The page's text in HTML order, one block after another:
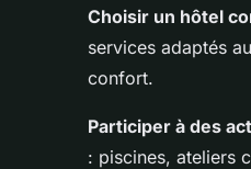
Choisir un hôtel
services adaptés
confort.
Participer à des
: piscines, ateliers